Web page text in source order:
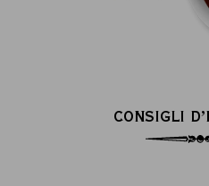
CONSIGLI